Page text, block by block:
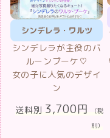
シンデレラ・ワルツ
シンデレラが主役のバ
ルーンブーケ♡
女の子に人気のデザイ
ン
3,700円